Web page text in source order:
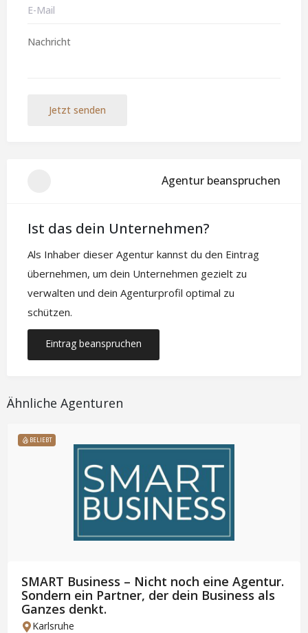
Jetzt senden
Agentur beanspruchen
Ist das dein Unternehmen?
Als Inhaber dieser Agentur kannst du den Eintrag
übernehmen, um dein Unternehmen gezielt zu
verwalten und dein Agenturprofil optimal zu
schützen.
Eintrag beanspruchen
Ähnliche Agenturen
BELIEBT
SMART Business – Nicht noch eine Agentur.
Sondern ein Partner, der dein Business als
Ganzes denkt.
Karlsruhe